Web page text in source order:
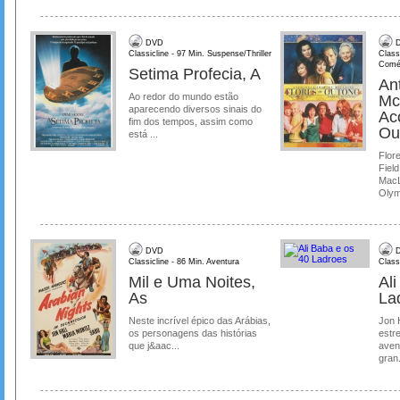
DVD
Classicline - 97 Min. Suspense/Thriller
Setima Profecia, A
Ao redor do mundo estão
aparecendo diversos sinais do
fim dos tempos, assim como
está ...
DVD
Classicline - 86 Min. Aventura
Mil e Uma Noites,
As
Neste incrível épico das Arábias,
os personagens das histórias
que j&aac...
Ali
Jon